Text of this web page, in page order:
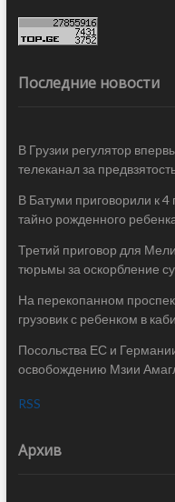
Последние новости
В Грузии регулятор
телеканал за
В Батуми приговорили к 4
тайно рожденного
Третий приговор для
тюрьмы за оскорбление
На перекопанном
грузовик с ребенком в
Посольства ЕС и
освобождению Мзии
RSS
Архив